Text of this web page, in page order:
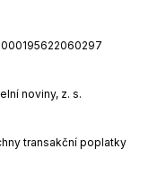
noviny, z. s.
transakční poplatky